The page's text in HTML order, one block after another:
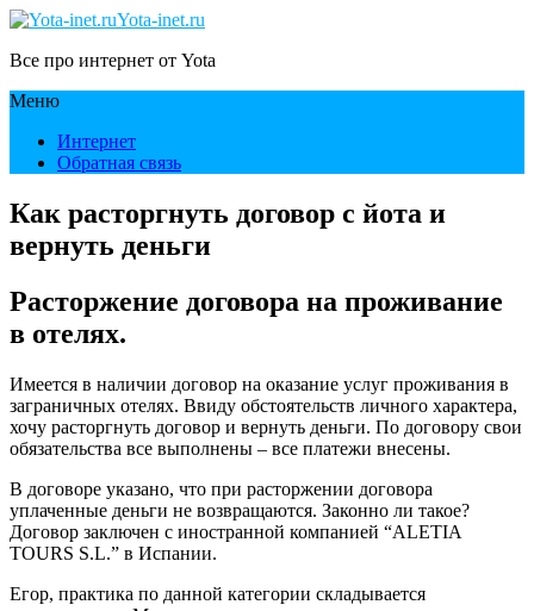
Yota-inet.ru
Все про интернет от Yota
Меню
Интернет
Обратная связь
Как расторгнуть договор с йота и
вернуть деньги
Расторжение договора на проживание
в отелях.
Имеется в наличии договор на оказание услуг проживания в
заграничных отелях. Ввиду обстоятельств личного характера,
хочу расторгнуть договор и вернуть деньги. По договору свои
обязательства все выполнены – все платежи внесены.
В договоре указано, что при расторжении договора
уплаченные деньги не возвращаются. Законно ли такое?
Договор заключен с иностранной компанией “ALETIA
TOURS S.L.” в Испании.
Егор, практика по данной категории складывается